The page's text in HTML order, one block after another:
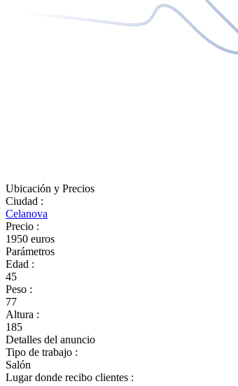
Ubicación y Precios
Ciudad :
Celanova
Precio :
1950 euros
Parámetros
Edad :
45
Peso :
77
Altura :
185
Detalles del anuncio
Tipo de trabajo :
Salón
Lugar donde recibo clientes :